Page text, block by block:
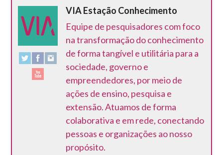
VIA Estação Conhecimento
Equipe de pesquisadores com foco
na transformação do conhecimento
de forma tangível e utilitária para a
sociedade, governo e
empreendedores, por meio de
ações de ensino, pesquisa e
extensão. Atuamos de forma
colaborativa e em rede, conectando
pessoas e organizações ao nosso
propósito.